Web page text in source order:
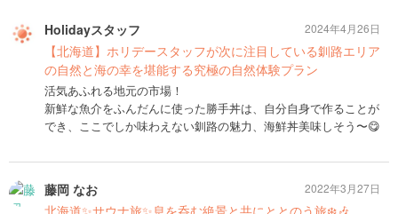
Holidayスタッフ
【北海道】ホリデースタッフが次に注目している釧路エリア
の自然と海の幸を堪能する究極の自然体験プラン
活気あふれる地元の市場！
新鮮な魚介をふんだんに使った勝手丼は、自分自身で作ることが
でき、ここでしか味わえない釧路の魅力、海鮮丼美味しそう〜😋
2024年4月26日
藤岡 なお
北海道✨サウナ旅✨息を呑む絶景と共にととのう旅❄️🎶
2022年3月27日